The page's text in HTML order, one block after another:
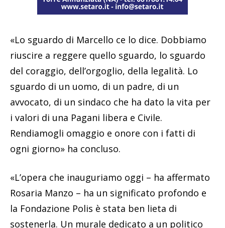
«Lo sguardo di Marcello ce lo dice. Dobbiamo
riuscire a reggere quello sguardo, lo sguardo
del coraggio, dell’orgoglio, della legalità. Lo
sguardo di un uomo, di un padre, di un
avvocato, di un sindaco che ha dato la vita per
i valori di una Pagani libera e Civile.
Rendiamogli omaggio e onore con i fatti di
ogni giorno» ha concluso.
«L’opera che inauguriamo oggi – ha affermato
Rosaria Manzo – ha un significato profondo e
la Fondazione Polis è stata ben lieta di
sostenerla. Un murale dedicato a un politico